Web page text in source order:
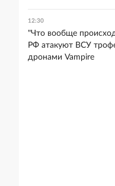
12:30
"Что вообще
РФ атакуют ВСУ
дронами Vampire